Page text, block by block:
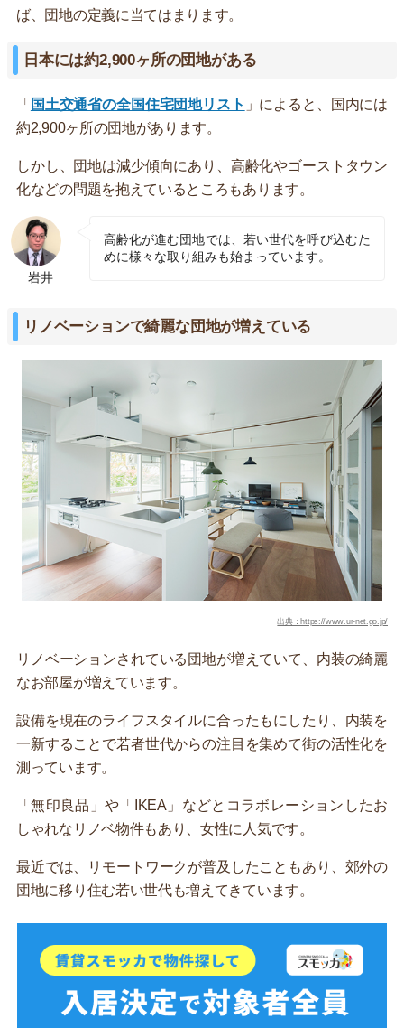
ば、団地の定義に当てはまります。
日本には約2,900ヶ所の団地がある
「 国土交通省の全国住宅団地リスト 」によると、国内には
約2,900ヶ所の団地があります。
しかし、団地は減少傾向にあり、高齢化やゴーストタウン
化などの問題を抱えているところもあります。
岩井
高齢化が進む団地では、若い世代を呼び込むた
めに様々な取り組みも始まっています。
リノベーションで綺麗な団地が増えている
出典：https://www.ur-net.go.jp/
リノベーションされている団地が増えていて、内装の綺麗
なお部屋が増えています。
設備を現在のライフスタイルに合ったもにしたり、内装を
一新することで若者世代からの注目を集めて街の活性化を
測っています。
「無印良品」や「IKEA」などとコラボレーションしたお
しゃれなリノベ物件もあり、女性に人気です。
最近では、リモートワークが普及したこともあり、郊外の
団地に移り住む若い世代も増えてきています。